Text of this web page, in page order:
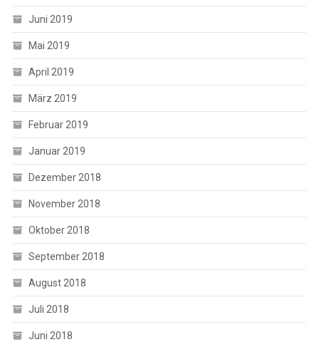
Juni 2019
Mai 2019
April 2019
März 2019
Februar 2019
Januar 2019
Dezember 2018
November 2018
Oktober 2018
September 2018
August 2018
Juli 2018
Juni 2018